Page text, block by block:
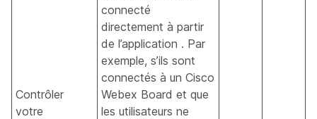
Contrôler
votre
connecté
directement à partir
de l’application . Par
exemple, s’ils sont
connectés à un Cisco
Webex Board et que
les utilisateurs ne